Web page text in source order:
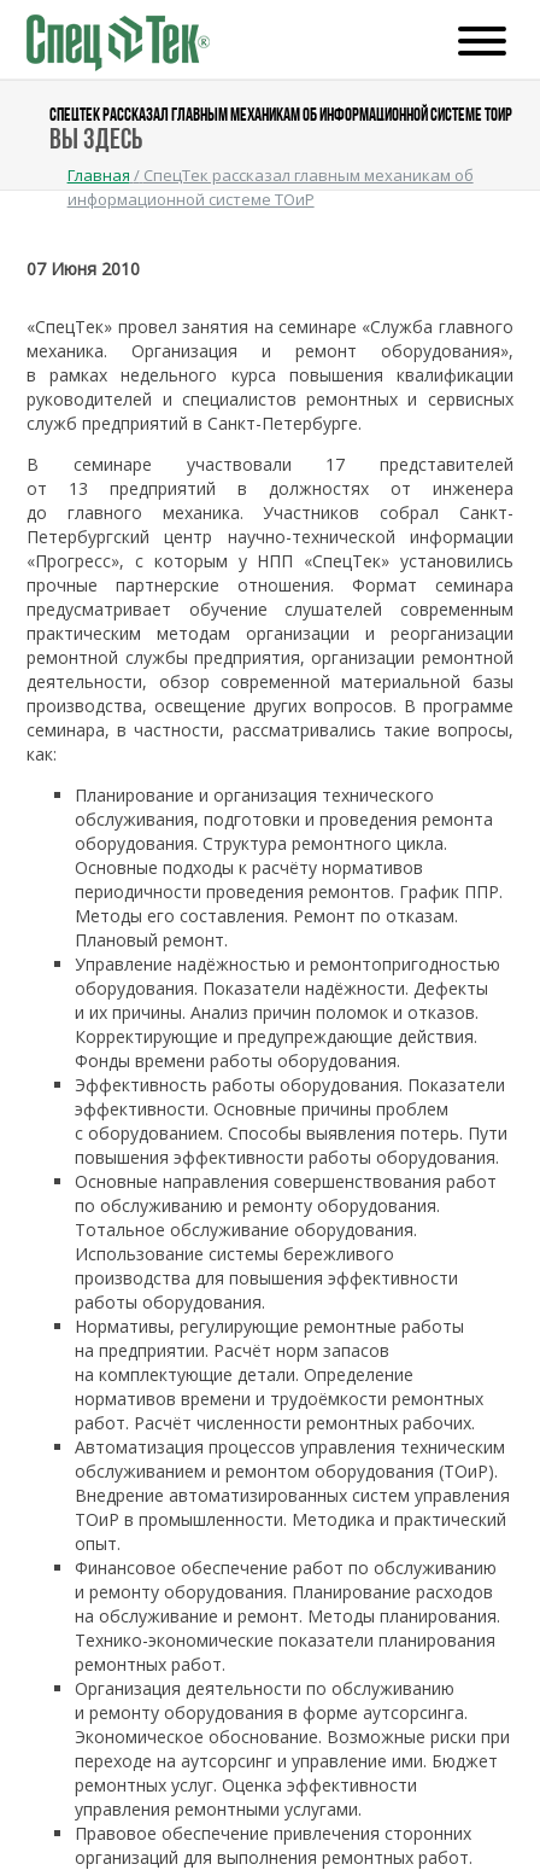
СПЕЦТЕК РАССКАЗАЛ ГЛАВНЫМ МЕХАНИКАМ ОБ ИНФОРМАЦИОННОЙ СИСТЕМЕ ТОИР
Вы здесь
Главная / СпецТек рассказал главным механикам об
информационной системе ТОиР
07 Июня 2010
«СпецТек» провел занятия на семинаре «Служба главного
механика. Организация и ремонт оборудования»,
в рамках недельного курса повышения квалификации
руководителей и специалистов ремонтных и сервисных
служб предприятий в Санкт-Петербурге.
В семинаре участвовали 17 представителей
от 13 предприятий в должностях от инженера
до главного механика. Участников собрал Санкт-
Петербургский центр научно-технической информации
«Прогресс», с которым у НПП «СпецТек» установились
прочные партнерские отношения. Формат семинара
предусматривает обучение слушателей современным
практическим методам организации и реорганизации
ремонтной службы предприятия, организации ремонтной
деятельности, обзор современной материальной базы
производства, освещение других вопросов. В программе
семинара, в частности, рассматривались такие вопросы,
как:
Планирование и организация технического
обслуживания, подготовки и проведения ремонта
оборудования. Структура ремонтного цикла.
Основные подходы к расчёту нормативов
периодичности проведения ремонтов. График ППР.
Методы его составления. Ремонт по отказам.
Плановый ремонт.
Управление надёжностью и ремонтопригодностью
оборудования. Показатели надёжности. Дефекты
и их причины. Анализ причин поломок и отказов.
Корректирующие и предупреждающие действия.
Фонды времени работы оборудования.
Эффективность работы оборудования. Показатели
эффективности. Основные причины проблем
с оборудованием. Способы выявления потерь. Пути
повышения эффективности работы оборудования.
Основные направления совершенствования работ
по обслуживанию и ремонту оборудования.
Тотальное обслуживание оборудования.
Использование системы бережливого
производства для повышения эффективности
работы оборудования.
Нормативы, регулирующие ремонтные работы
на предприятии. Расчёт норм запасов
на комплектующие детали. Определение
нормативов времени и трудоёмкости ремонтных
работ. Расчёт численности ремонтных рабочих.
Автоматизация процессов управления техническим
обслуживанием и ремонтом оборудования (ТОиР).
Внедрение автоматизированных систем управления
ТОиР в промышленности. Методика и практический
опыт.
Финансовое обеспечение работ по обслуживанию
и ремонту оборудования. Планирование расходов
на обслуживание и ремонт. Методы планирования.
Технико-экономические показатели планирования
ремонтных работ.
Организация деятельности по обслуживанию
и ремонту оборудования в форме аутсорсинга.
Экономическое обоснование. Возможные риски при
переходе на аутсорсинг и управление ими. Бюджет
ремонтных услуг. Оценка эффективности
управления ремонтными услугами.
Правовое обеспечение привлечения сторонних
организаций для выполнения ремонтных работ.